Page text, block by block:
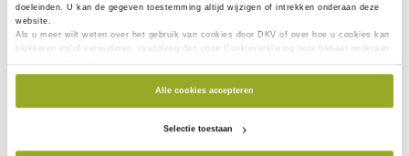
doeleinden. U kan de gegeven toestemming altijd wijzigen of intrekken onderaan deze
website.
Als u meer wilt weten over het gebruik van cookies door DKV of over hoe u cookies kan
blokkeren en/of verwijderen, raadpleeg dan onze Cookieverklaring beschikbaar onderaan
Alle cookies accepteren
Selectie toestaan
Hoe kun je je wapenen tegen stijgende
medische kosten?
Het is inderdaad zo dat de kosten van
ambulante medische behandelingen de laatste